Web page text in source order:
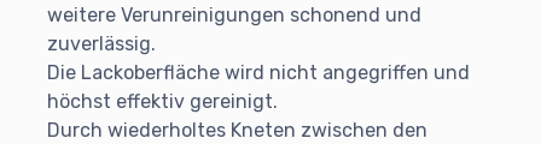
weitere Verunreinigungen schonend und
zuverlässig.
Die Lackoberfläche wird nicht angegriffen und
höchst effektiv gereinigt.
Durch wiederholtes Kneten zwischen den